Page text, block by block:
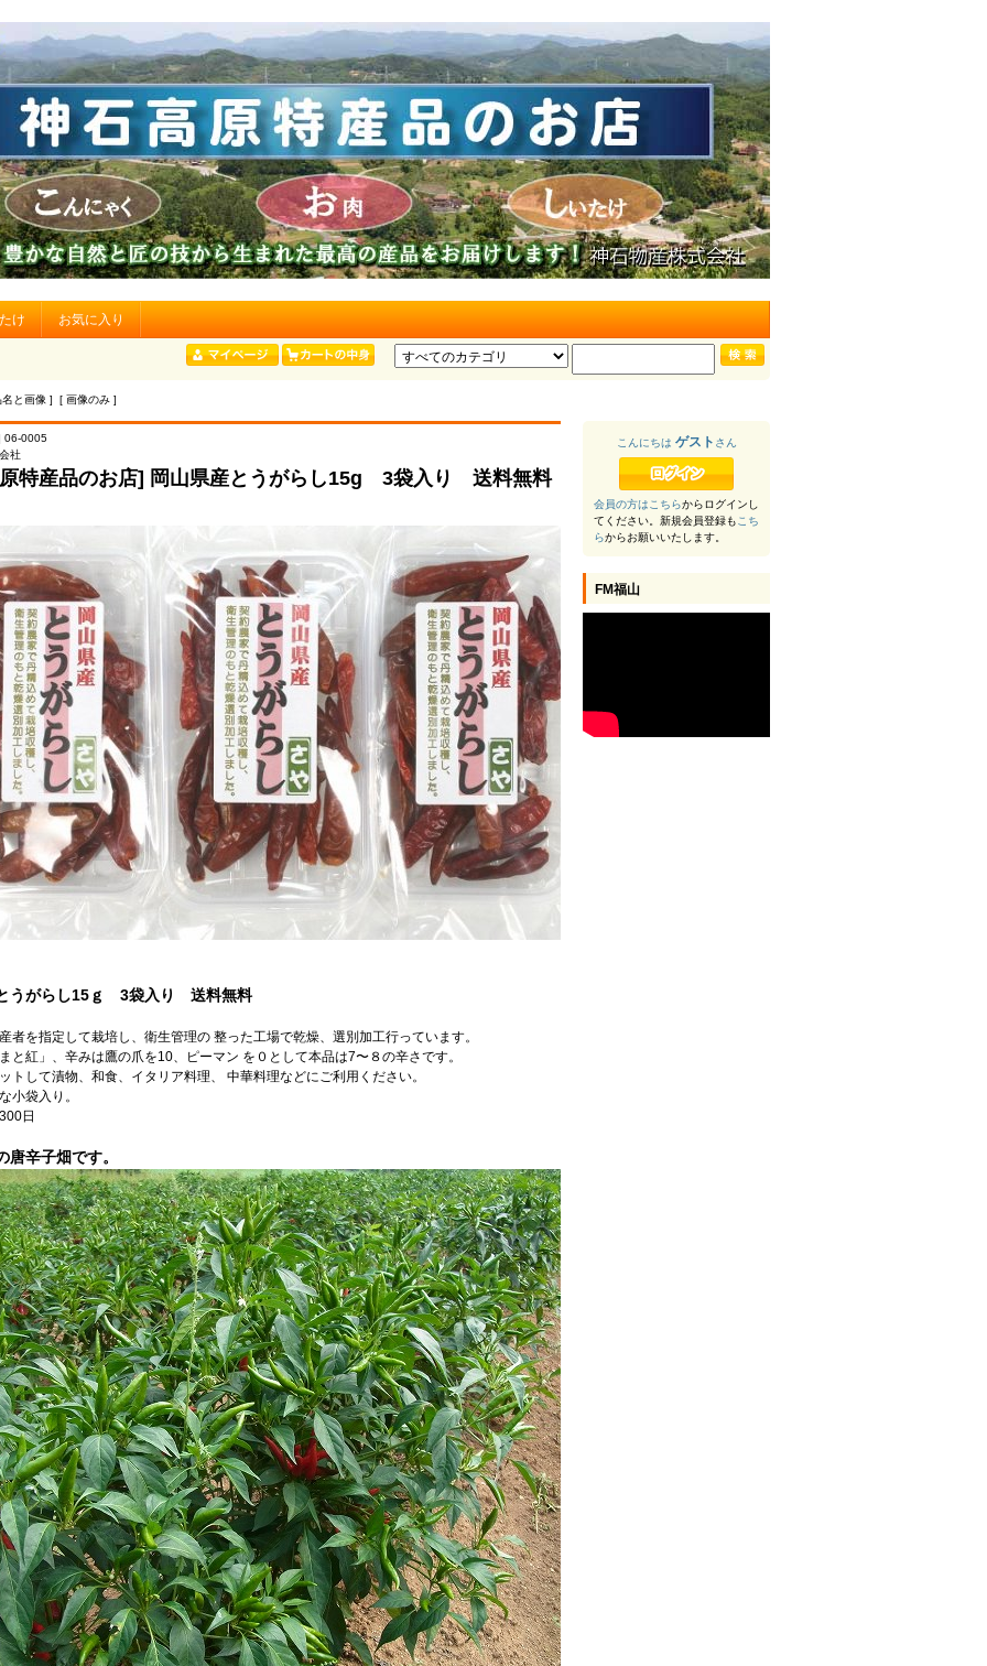
け お気に入り
と画像 ] [ 画像のみ ]
06-0005
社
特産品のお店] 岡山県産とうがらし15g 3袋入り 送料無料
うがらし15ｇ 3袋入り 送料無料
者を指定して栽培し、衛生管理の 整った工場で乾燥、選別加工行っています。
と紅」、辛みは鷹の爪を10、ピーマン を０として本品は7〜８の辛さです。
トして漬物、和食、イタリア料理、 中華料理などにご利用ください。
小袋入り。
日
唐辛子畑です。
こんにちは ゲスト さん
会員の方はこちらからログインし
てください。新規会員登録もこち
らからお願いいたします。
FM福山